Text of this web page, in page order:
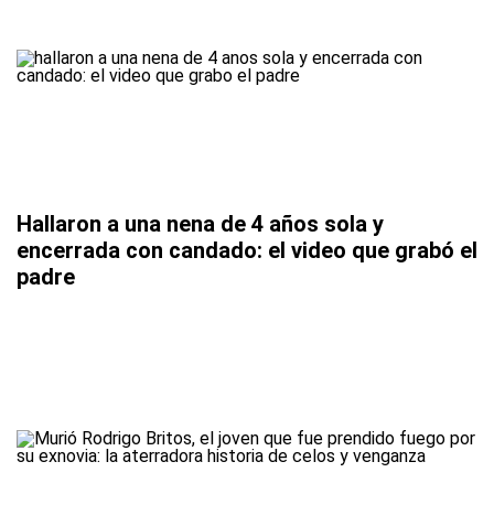
Hallaron a una nena de 4 años sola y
encerrada con candado: el video que grabó el
padre